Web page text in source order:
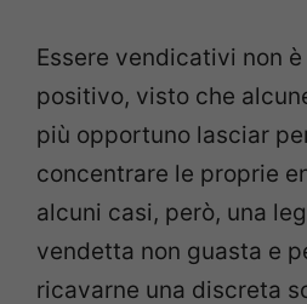
Essere vendicativi non
positivo, visto che
più opportuno lasciar
concentrare le proprie
alcuni casi, però, una
vendetta non guasta e
ricavarne una discreta